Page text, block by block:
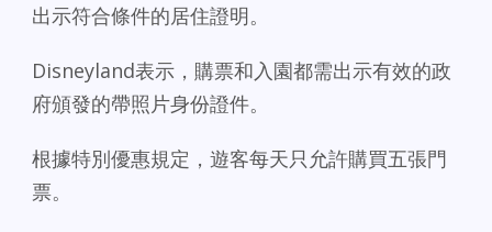
出示符合條件的居住證明。
Disneyland表示，購票和入園都需出示有效的政
府頒發的帶照片身份證件。
根據特別優惠規定，遊客每天只允許購買五張門
票。